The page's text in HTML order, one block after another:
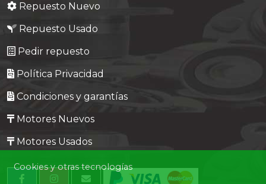
Repuesto Nuevo
Repuesto Usado
Pedir repuesto
Política Privacidad
Condiciones y garantías
Motores Nuevos
Motores Usados
Cookies y otras tecnologías